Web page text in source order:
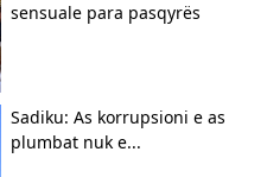
sensuale para pasqyrës
Sadiku: As korrupsioni e as
plumbat nuk e...